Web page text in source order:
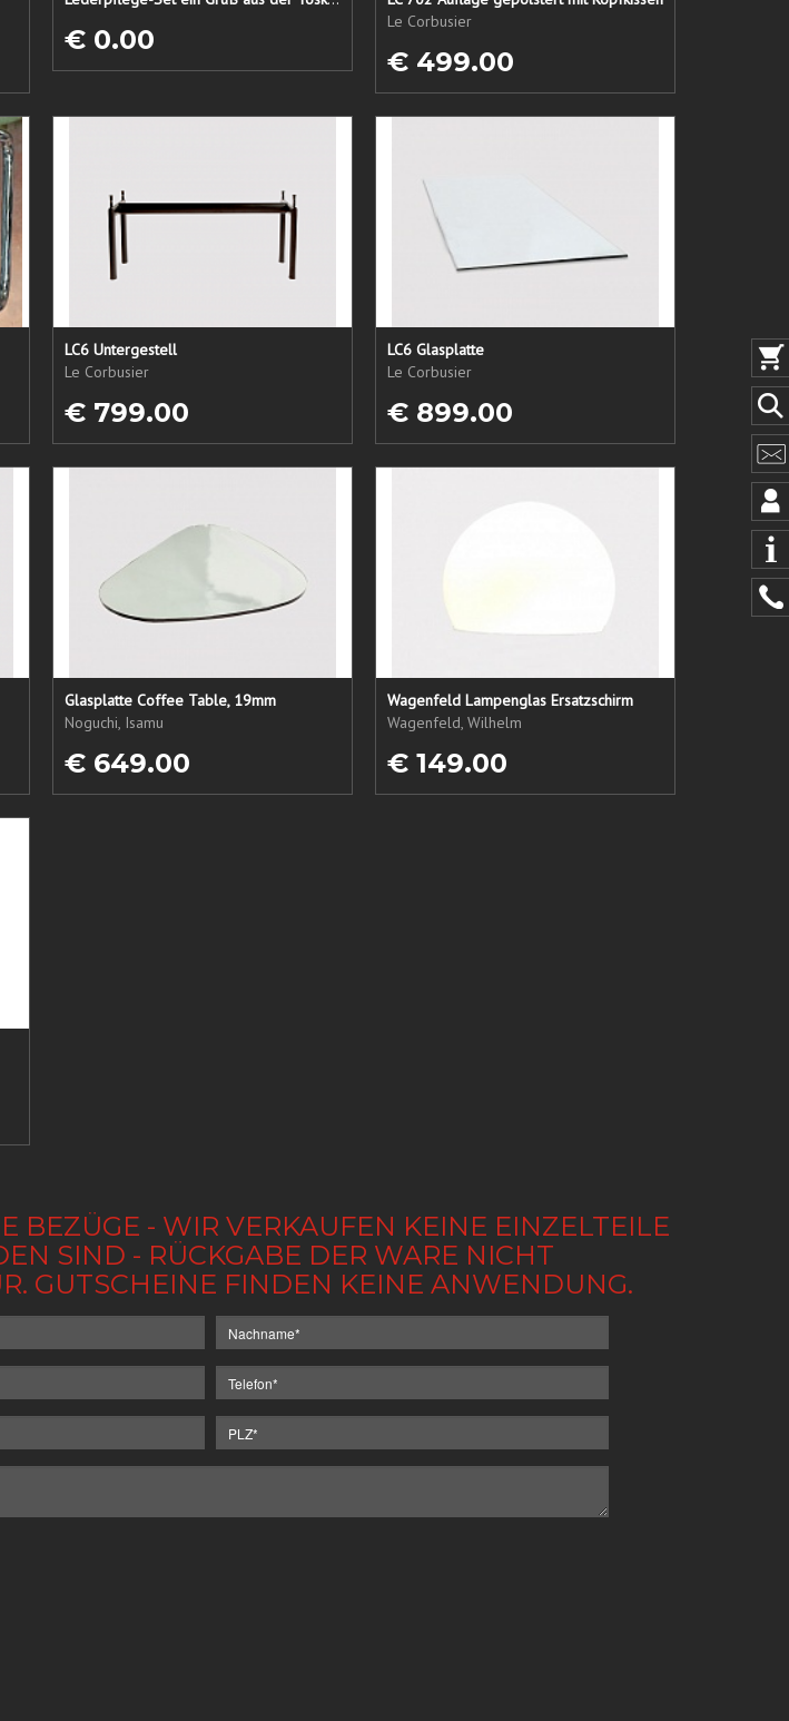
€ 0.00
Le Corbusier
€ 499.00
LC6 Untergestell
Le Corbusier
€ 799.00
LC6 Glasplatte
Le Corbusier
€ 899.00
Glasplatte Coffee Table, 19mm
Noguchi, Isamu
€ 649.00
Wagenfeld Lampenglas Ersatzschirm
Wagenfeld, Wilhelm
€ 149.00
BEZÜGE - WIR VERKAUFEN KEINE EINZELTEILE
SIND - RÜCKGABE DER WARE NICHT
GUTSCHEINE FINDEN KEINE ANWENDUNG.